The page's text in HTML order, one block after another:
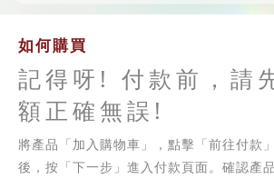
如何購買
記得呀! 付款前，請
額正確無誤!
將產品「加入購物車」，點擊「前往付款
後，按「下一步」進入付款頁面。確認產